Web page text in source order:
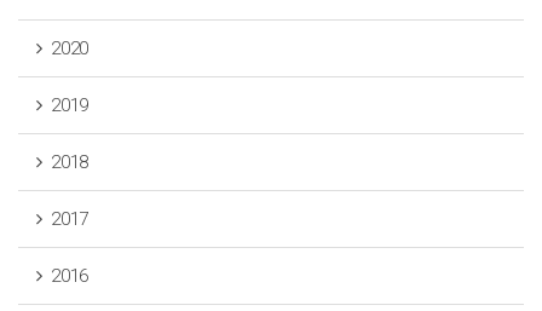
2020
2019
2018
2017
2016